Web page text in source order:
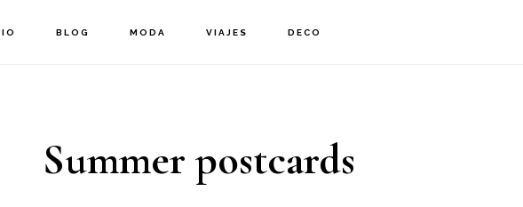
BLOG MODA VIAJES DECO
Summer postcards